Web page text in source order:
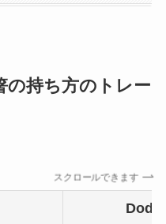
の持ち方のトレー
スクロールできます